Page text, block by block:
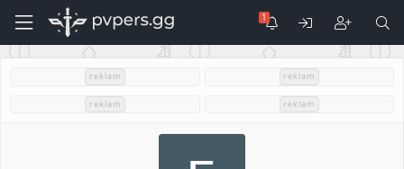
reklam reklam
reklam reklam